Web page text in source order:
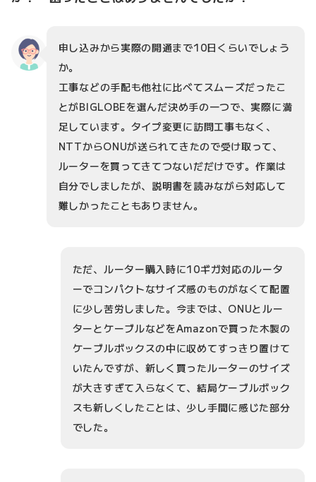
申し込みから実際の開通まで10日くらいでしょう
か。
工事などの手配も他社に比べてスムーズだったこ
とがBIGLOBEを選んだ決め手の一つで、実際に満
足しています。タイプ変更に訪問工事もなく、
NTTからONUが送られてきたので受け取って、
ルーターを買ってきてつないだだけです。作業は
自分でしましたが、説明書を読みながら対応して
難しかったこともありません。
ただ、ルーター購入時に10ギガ対応のルータ
ーでコンパクトなサイズ感のものがなくて配置
に少し苦労しました。今までは、ONUとルー
ターとケーブルなどをAmazonで買った木製の
ケーブルボックスの中に収めてすっきり置けて
いたんですが、新しく買ったルーターのサイズ
が大きすぎて入らなくて、結局ケーブルボック
スも新しくしたことは、少し手間に感じた部分
でした。